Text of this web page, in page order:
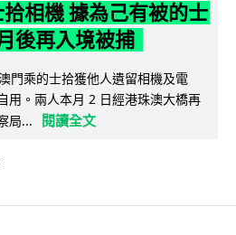
相機 據為己有被的士
後再入境被捕
門乘的士拾獲他人遺留相機及電
用。兩人本月 2 日經港珠澳大橋再
局...
閱讀全文